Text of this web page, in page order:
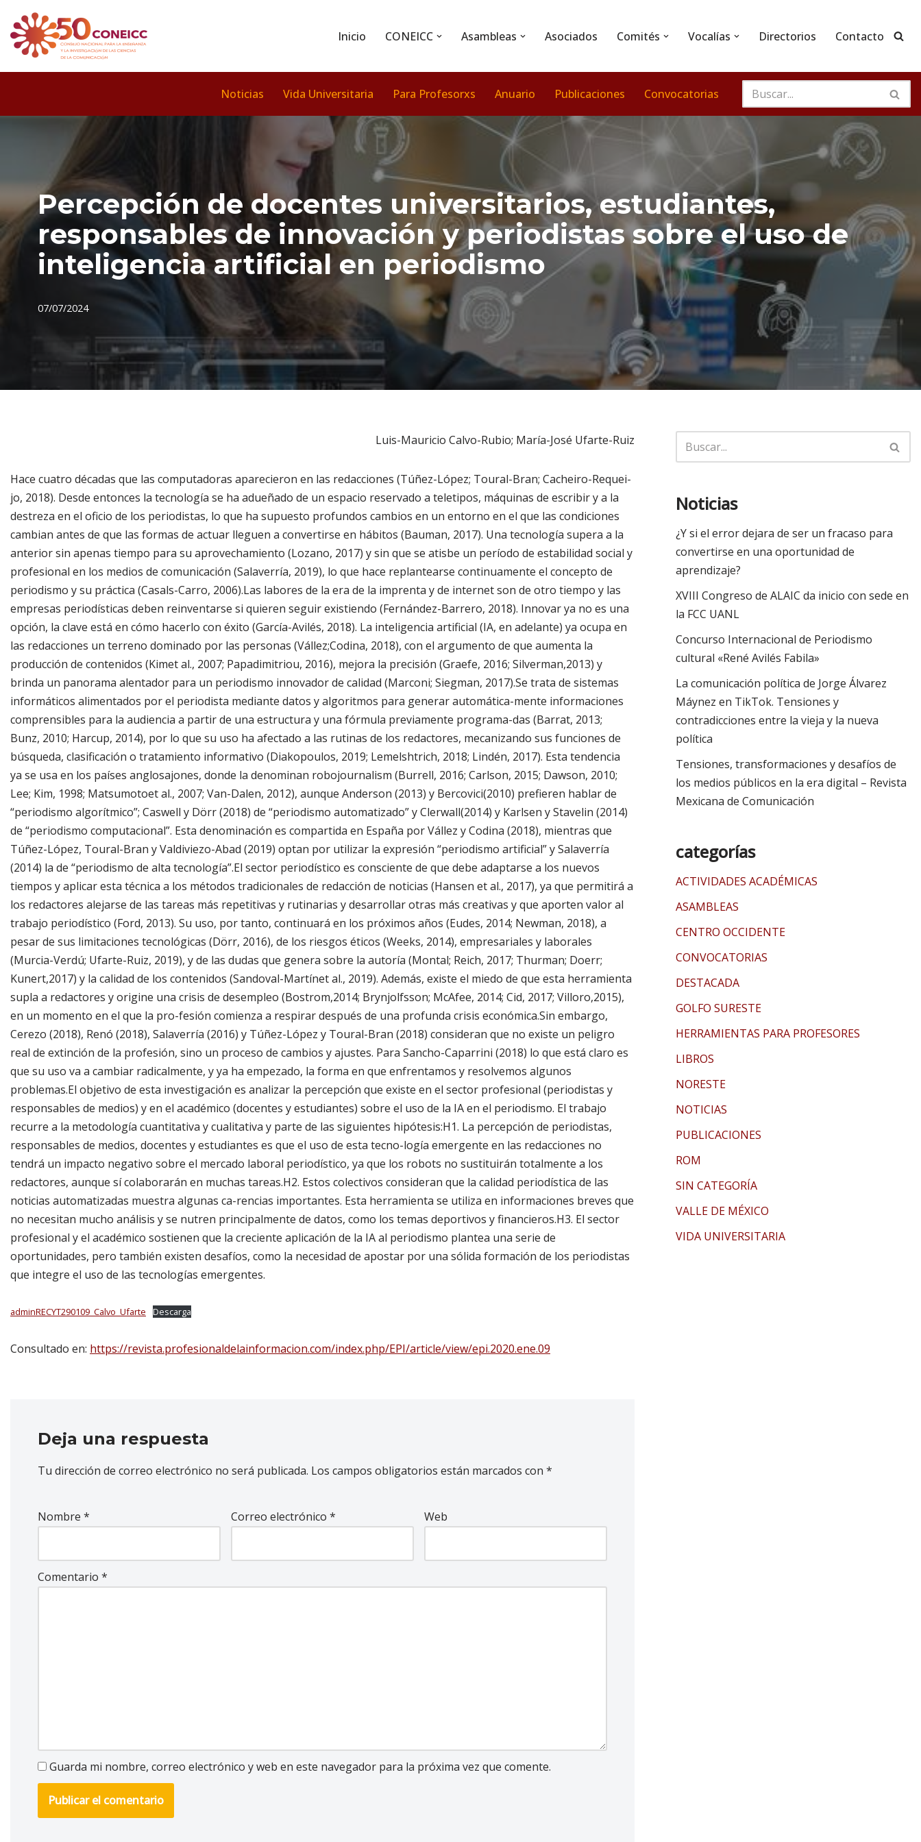
Saltar
contenido
Inicio CONEICC Asambleas Asociados Comités Vocalías Directorios Contacto
Noticias Vida Universitaria Para Profesorxs Anuario Publicaciones Convocatorias
Percepción de docentes universitarios, estudiantes,
responsables de innovación y periodistas sobre el uso de
inteligencia artificial en periodismo
07/07/2024
Luis-Mauricio Calvo-Rubio; María-José Ufarte-Ruiz
Hace cuatro décadas que las computadoras aparecieron en las redacciones (Túñez-López; Toural-Bran; Cacheiro-Requei-
jo, 2018). Desde entonces la tecnología se ha adueñado de un espacio reservado a teletipos, máquinas de escribir y a la
destreza en el oficio de los periodistas, lo que ha supuesto profundos cambios en un entorno en el que las condiciones
cambian antes de que las formas de actuar lleguen a convertirse en hábitos (Bauman, 2017). Una tecnología supera a la
anterior sin apenas tiempo para su aprovechamiento (Lozano, 2017) y sin que se atisbe un período de estabilidad social y
profesional en los medios de comunicación (Salaverría, 2019), lo que hace replantearse continuamente el concepto de
periodismo y su práctica (Casals-Carro, 2006).Las labores de la era de la imprenta y de internet son de otro tiempo y las
empresas periodísticas deben reinventarse si quieren seguir existiendo (Fernández-Barrero, 2018). Innovar ya no es una
opción, la clave está en cómo hacerlo con éxito (García-Avilés, 2018). La inteligencia artificial (IA, en adelante) ya ocupa en
las redacciones un terreno dominado por las personas (Vállez;Codina, 2018), con el argumento de que aumenta la
producción de contenidos (Kimet al., 2007; Papadimitriou, 2016), mejora la precisión (Graefe, 2016; Silverman,2013) y
brinda un panorama alentador para un periodismo innovador de calidad (Marconi; Siegman, 2017).Se trata de sistemas
informáticos alimentados por el periodista mediante datos y algoritmos para generar automática-mente informaciones
comprensibles para la audiencia a partir de una estructura y una fórmula previamente programa-das (Barrat, 2013;
Bunz, 2010; Harcup, 2014), por lo que su uso ha afectado a las rutinas de los redactores, mecanizando sus funciones de
búsqueda, clasificación o tratamiento informativo (Diakopoulos, 2019; Lemelshtrich, 2018; Lindén, 2017). Esta tendencia
ya se usa en los países anglosajones, donde la denominan robojournalism (Burrell, 2016; Carlson, 2015; Dawson, 2010;
Lee; Kim, 1998; Matsumotoet al., 2007; Van-Dalen, 2012), aunque Anderson (2013) y Bercovici(2010) prefieren hablar de
“periodismo algorítmico”; Caswell y Dörr (2018) de “periodismo automatizado” y Clerwall(2014) y Karlsen y Stavelin (2014)
de “periodismo computacional”. Esta denominación es compartida en España por Vállez y Codina (2018), mientras que
Túñez-López, Toural-Bran y Valdiviezo-Abad (2019) optan por utilizar la expresión “periodismo artificial” y Salaverría
(2014) la de “periodismo de alta tecnología”.El sector periodístico es consciente de que debe adaptarse a los nuevos
tiempos y aplicar esta técnica a los métodos tradicionales de redacción de noticias (Hansen et al., 2017), ya que permitirá a
los redactores alejarse de las tareas más repetitivas y rutinarias y desarrollar otras más creativas y que aporten valor al
trabajo periodístico (Ford, 2013). Su uso, por tanto, continuará en los próximos años (Eudes, 2014; Newman, 2018), a
pesar de sus limitaciones tecnológicas (Dörr, 2016), de los riesgos éticos (Weeks, 2014), empresariales y laborales
(Murcia-Verdú; Ufarte-Ruiz, 2019), y de las dudas que genera sobre la autoría (Montal; Reich, 2017; Thurman; Doerr;
Kunert,2017) y la calidad de los contenidos (Sandoval-Martínet al., 2019). Además, existe el miedo de que esta herramienta
supla a redactores y origine una crisis de desempleo (Bostrom,2014; Brynjolfsson; McAfee, 2014; Cid, 2017; Villoro,2015),
en un momento en el que la pro-fesión comienza a respirar después de una profunda crisis económica.Sin embargo,
Cerezo (2018), Renó (2018), Salaverría (2016) y Túñez-López y Toural-Bran (2018) consideran que no existe un peligro
real de extinción de la profesión, sino un proceso de cambios y ajustes. Para Sancho-Caparrini (2018) lo que está claro es
que su uso va a cambiar radicalmente, y ya ha empezado, la forma en que enfrentamos y resolvemos algunos
problemas.El objetivo de esta investigación es analizar la percepción que existe en el sector profesional (periodistas y
responsables de medios) y en el académico (docentes y estudiantes) sobre el uso de la IA en el periodismo. El trabajo
recurre a la metodología cuantitativa y cualitativa y parte de las siguientes hipótesis:H1. La percepción de periodistas,
responsables de medios, docentes y estudiantes es que el uso de esta tecno-logía emergente en las redacciones no
tendrá un impacto negativo sobre el mercado laboral periodístico, ya que los robots no sustituirán totalmente a los
redactores, aunque sí colaborarán en muchas tareas.H2. Estos colectivos consideran que la calidad periodística de las
noticias automatizadas muestra algunas ca-rencias importantes. Esta herramienta se utiliza en informaciones breves que
no necesitan mucho análisis y se nutren principalmente de datos, como los temas deportivos y financieros.H3. El sector
profesional y el académico sostienen que la creciente aplicación de la IA al periodismo plantea una serie de
oportunidades, pero también existen desafíos, como la necesidad de apostar por una sólida formación de los periodistas
que integre el uso de las tecnologías emergentes.
adminRECYT290109_Calvo_Ufarte Descarga
Consultado en: https://revista.profesionaldelainformacion.com/index.php/EPI/article/view/epi.2020.ene.09
Deja una respuesta
Tu dirección de correo electrónico no será publicada. Los campos obligatorios están marcados con *
Nombre * Correo electrónico * Web
Comentario *
Guarda mi nombre, correo electrónico y web en este navegador para la próxima vez que comente.
Noticias
¿Y si el error dejara de ser un fracaso para
convertirse en una oportunidad de
aprendizaje?
XVIII Congreso de ALAIC da inicio con sede en
la FCC UANL
Concurso Internacional de Periodismo
cultural «René Avilés Fabila»
La comunicación política de Jorge Álvarez
Máynez en TikTok. Tensiones y
contradicciones entre la vieja y la nueva
política
Tensiones, transformaciones y desafíos de
los medios públicos en la era digital – Revista
Mexicana de Comunicación
categorías
ACTIVIDADES ACADÉMICAS
ASAMBLEAS
CENTRO OCCIDENTE
CONVOCATORIAS
DESTACADA
GOLFO SURESTE
HERRAMIENTAS PARA PROFESORES
LIBROS
NORESTE
NOTICIAS
PUBLICACIONES
ROM
SIN CATEGORÍA
VALLE DE MÉXICO
VIDA UNIVERSITARIA